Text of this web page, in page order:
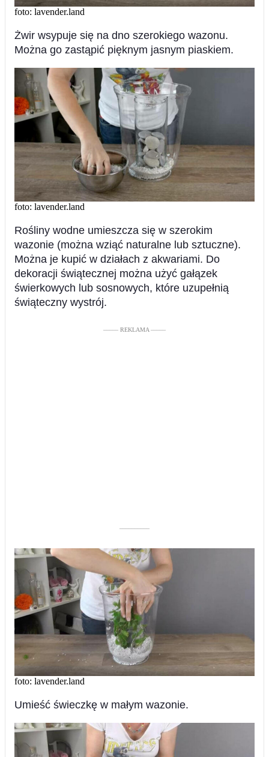
foto: lavender.land
Żwir wsypuje się na dno szerokiego wazonu.
Można go zastąpić pięknym jasnym piaskiem.
foto: lavender.land
Rośliny wodne umieszcza się w szerokim
wazonie (można wziąć naturalne lub sztuczne).
Można je kupić w działach z akwariami. Do
dekoracji świątecznej można użyć gałązek
świerkowych lub sosnowych, które uzupełnią
świąteczny wystrój.
––––– REKLAMA –––––
––––––––––
foto: lavender.land
Umieść świeczkę w małym wazonie.